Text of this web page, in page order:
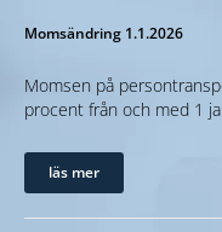
Momsändring 1.1.2026
Momsen på
procent från och med 1
läs mer